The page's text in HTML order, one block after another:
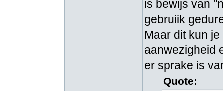
is bewijs van
gebruiik
Maar dit kun
aanwezigheid
er sprake is
Quote: